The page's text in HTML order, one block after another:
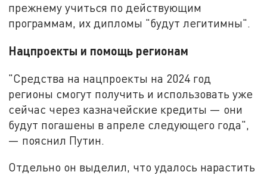
прежнему учиться по действующим
программам, их дипломы "будут легитимны".
Нацпроекты и помощь регионам
"Средства на нацпроекты на 2024 год
регионы смогут получить и использовать уже
сейчас через казначейские кредиты — они
будут погашены в апреле следующего года",
— пояснил Путин.
Отдельно он выделил, что удалось нарастить